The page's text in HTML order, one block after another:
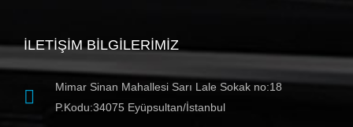
İLETIŞIM BILGILERIMIZ
Mimar Sinan Mahallesi Sarı Lale Sokak no:18
P.Kodu:34075 Eyüpsultan/İstanbul